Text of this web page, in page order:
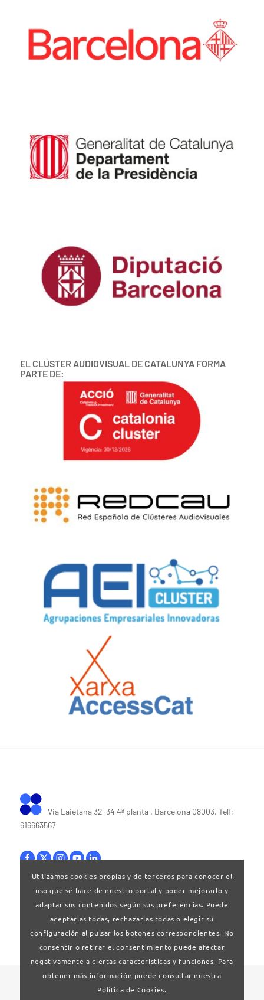
EL CLÚSTER AUDIOVISUAL DE CATALUNYA FORMA
PARTE DE:
Via Laietana 32-34 4ª planta . Barcelona 08003. Telf:
616663567
Bases legales|Política de privacitat
© 2024 Clúster Audiovisual de Catalunya
Utilizamos cookies propias y de terceros para conocer el
uso que se hace de nuestro portal y poder mejorarlo y
adaptar sus contenidos según sus preferencias. Puede
aceptarlas todas, rechazarlas todas o elegir su
configuración al pulsar los botones correspondientes. No
consentir o retirar el consentimiento puede afectar
negativamente a ciertas características y funciones. Para
obtener más información puede consultar nuestra
Política de Cookies.